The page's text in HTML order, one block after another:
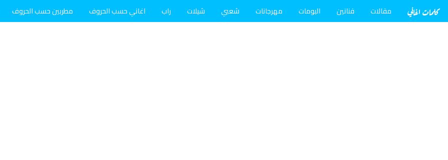
كلمات اغاني مقالات فنانين البومات مهرجانات شعبي شيلات راب اغاني حسب الحروف مطربين حسب الحروف